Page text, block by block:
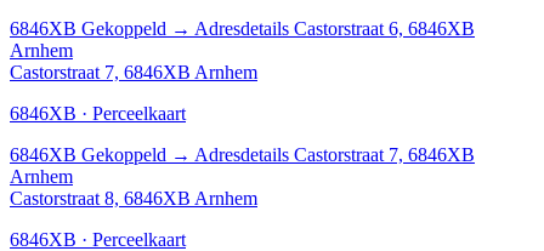
6846XB Gekoppeld → Adresdetails Castorstraat 6, 6846XB
Arnhem
Castorstraat 7, 6846XB Arnhem
6846XB · Perceelkaart
6846XB Gekoppeld → Adresdetails Castorstraat 7, 6846XB
Arnhem
Castorstraat 8, 6846XB Arnhem
6846XB · Perceelkaart